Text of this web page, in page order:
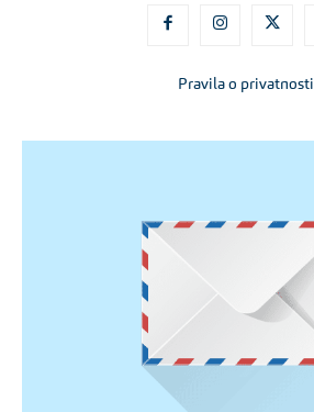
Pravila o privatnosti